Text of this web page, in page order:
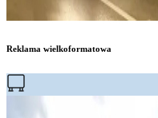
Reklama wielkoformatowa